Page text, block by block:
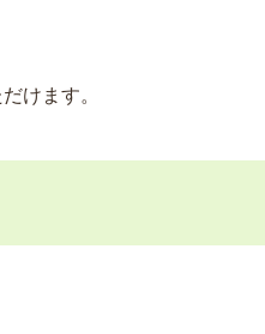
けます。